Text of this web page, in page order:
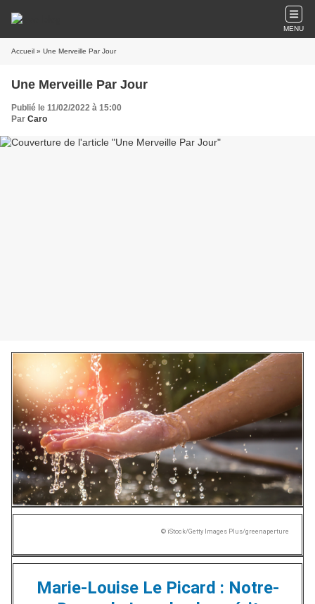
MENU
Accueil » Une Merveille Par Jour
Une Merveille Par Jour
Publié le 11/02/2022 à 15:00
Par Caro
© iStock/Getty Images Plus/greenaperture
Marie-Louise Le Picard : Notre-